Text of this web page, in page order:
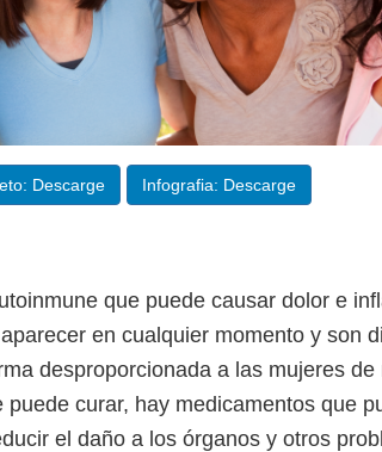
Descarge Infografia: Descarge
que puede causar dolor e
en cualquier momento y son
desproporcionada a las mujeres
curar, hay medicamentos que
el daño a los órganos y otros